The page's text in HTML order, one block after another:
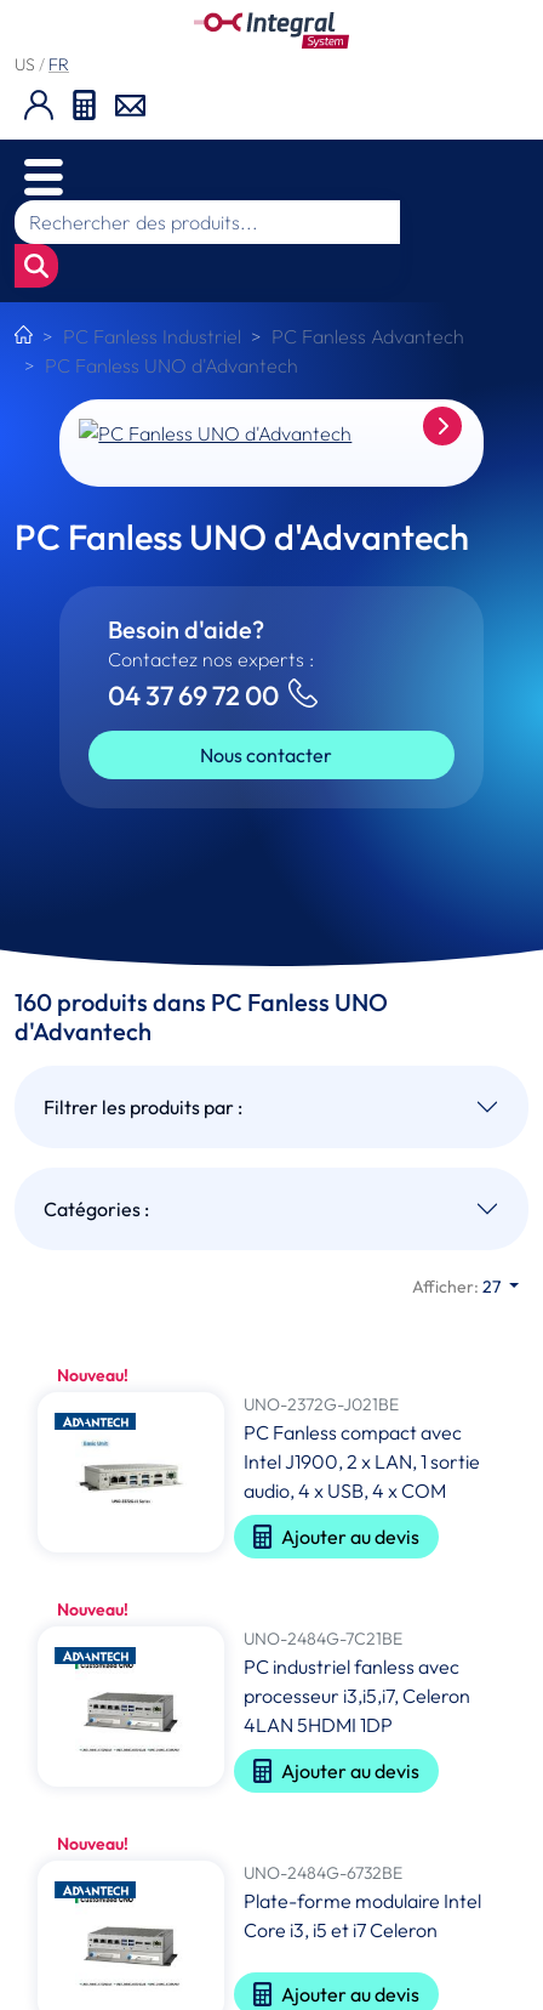
US / FR
PC Fanless Industriel
PC Fanless Advantech
PC Fanless UNO d'Advantech
PC Fanless UNO d'Advantech
Besoin d'aide?
Contactez nos experts :
04 37 69 72 00
Nous contacter
160 produits dans PC Fanless UNO
d'Advantech
Filtrer les produits par :
Catégories :
Afficher:27
Nouveau!
UNO-2372G-J021BE
PC Fanless compact avec
Intel J1900, 2 x LAN, 1 sortie
audio, 4 x USB, 4 x COM
Ajouter au devis
Nouveau!
UNO-2484G-7C21BE
PC industriel fanless avec
processeur i3,i5,i7, Celeron
4LAN 5HDMI 1DP
Ajouter au devis
Nouveau!
UNO-2484G-6732BE
Plate-forme modulaire Intel
Core i3, i5 et i7 Celeron
Ajouter au devis